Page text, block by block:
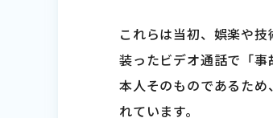
これらは当初、娯楽や
装ったビデオ通話で「
本人そのものであるた
れています。